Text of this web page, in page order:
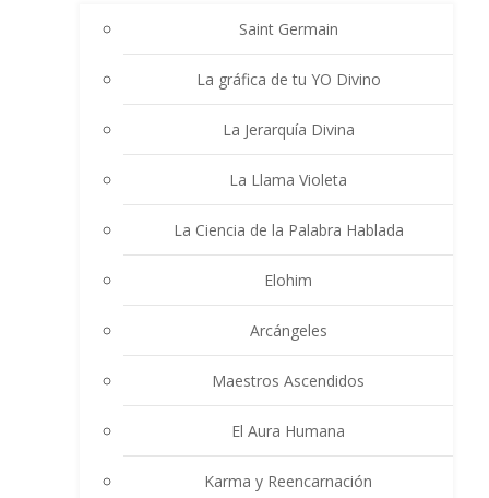
Saint Germain
La gráfica de tu YO Divino
La Jerarquía Divina
La Llama Violeta
La Ciencia de la Palabra Hablada
Elohim
Arcángeles
Maestros Ascendidos
El Aura Humana
Karma y Reencarnación